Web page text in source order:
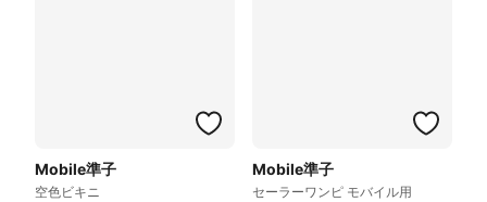
Mobile準子
空色ビキニ
Mobile準子
セーラーワンピ モバイル用